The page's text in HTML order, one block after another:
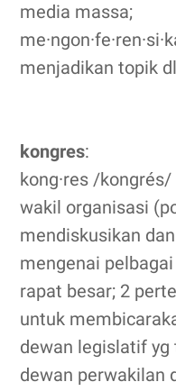
media massa;
menjadikan topik
kongres:
kong·res /
wakil organisasi
mendiskusikan
mengenai
rapat besar; 2
untuk
dewan legislatif
dewan perwakilan